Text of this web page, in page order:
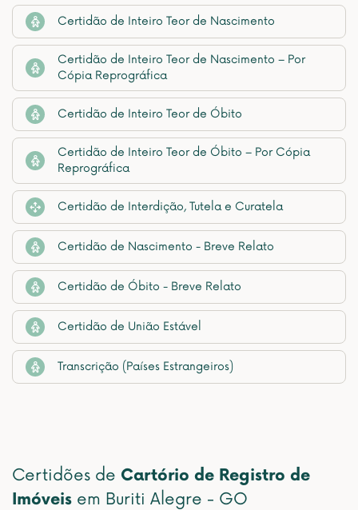
Certidão de Inteiro Teor de Nascimento
Certidão de Inteiro Teor de Nascimento – Por
Cópia Reprográfica
Certidão de Inteiro Teor de Óbito
Certidão de Inteiro Teor de Óbito – Por Cópia
Reprográfica
Certidão de Interdição, Tutela e Curatela
Certidão de Nascimento - Breve Relato
Certidão de Óbito - Breve Relato
Certidão de União Estável
Transcrição (Países Estrangeiros)
Certidões de Cartório de Registro de
Imóveis em Buriti Alegre - GO